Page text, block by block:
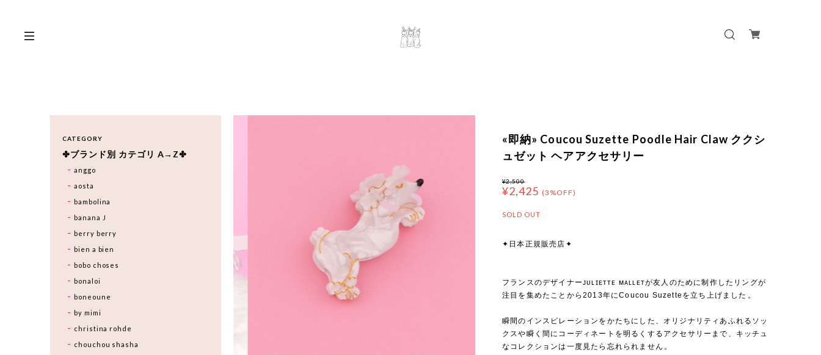
«即納» Coucou Suzette Poodle Hair Claw ククシ
ュゼット ヘアアクセサリー
¥2,500
¥2,425 (3%OFF)
SOLD OUT
✦日本正規販売店✦
フランスのデザイナーᴊᴜʟɪᴇᴛᴛᴇ ᴍᴀʟʟᴇᴛが友人のために制作したリングが
注目を集めたことから2013年にCoucou Suzetteを立ち上げました⁡。
瞬間のインスピレーションをかたちにした、オリジナリティあふれるソッ
クスや瞬く間にコーディネートを明るくするアクセサリーまで、キッチュ
なコレクションは一度見たら忘れられません⁡。
CATEGORY
✤ブランド別 カテゴリ A→Z✤
anggo
aosta
bambolina
banana J
berry berry
bien a bien
bobo choses
bonaloi
boneoune
by mimi
christina rohde
chouchou shasha